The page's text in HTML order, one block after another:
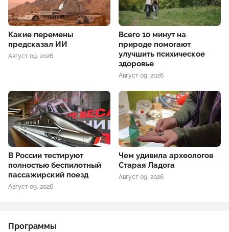
Какие перемены
предсказал ИИ
Август 09, 2026
Всего 10 минут на
природе помогают
улучшить психическое
здоровье
Август 09, 2026
В России тестируют
полностью беспилотный
пассажирский поезд
Август 09, 2026
Чем удивила археологов
Старая Ладога
Август 09, 2026
Программы